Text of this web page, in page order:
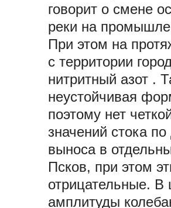
говорит о смене
реки на
При этом на
с территории
нитритный азот .
неустойчивая
поэтому нет
значений стока
выноса в
Псков, при этом
отрицательные. В
амплитуды